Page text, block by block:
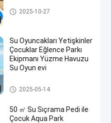
Bahçesi Su Kaydırağı
2025-10-27
Su Oyuncakları Yetişkinler
Çocuklar Eğlence Parkı
Ekipmanı Yüzme Havuzu
Su Oyun evi
Bahçesi Su Kaydırağı
2025-05-14
50 ㎡ Su Sıçrama Pedi ile
Çocuk Aqua Park